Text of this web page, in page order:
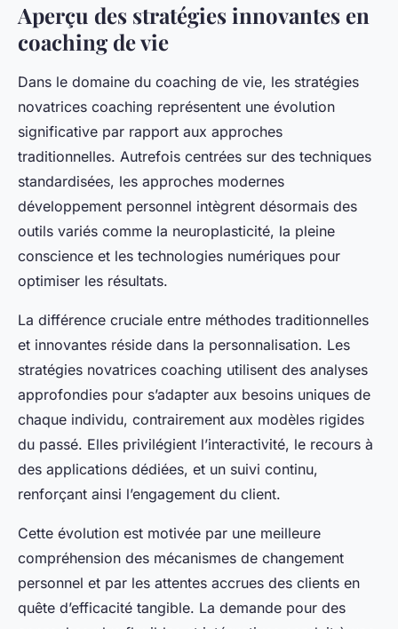
Aperçu des stratégies innovantes en
coaching de vie
Dans le domaine du coaching de vie, les stratégies
novatrices coaching représentent une évolution
significative par rapport aux approches
traditionnelles. Autrefois centrées sur des techniques
standardisées, les approches modernes
développement personnel intègrent désormais des
outils variés comme la neuroplasticité, la pleine
conscience et les technologies numériques pour
optimiser les résultats.
La différence cruciale entre méthodes traditionnelles
et innovantes réside dans la personnalisation. Les
stratégies novatrices coaching utilisent des analyses
approfondies pour s’adapter aux besoins uniques de
chaque individu, contrairement aux modèles rigides
du passé. Elles privilégient l’interactivité, le recours à
des applications dédiées, et un suivi continu,
renforçant ainsi l’engagement du client.
Cette évolution est motivée par une meilleure
compréhension des mécanismes de changement
personnel et par les attentes accrues des clients en
quête d’efficacité tangible. La demande pour des